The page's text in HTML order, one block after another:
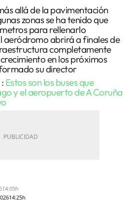
allá de la pavimentación
zonas se ha tenido que
para rellenarlo
aeródromo abrirá a finales de
completamente
en los próximos
su director
: Estos son los buses que
y el aeropuerto de A Coruña
14:05h
14:25h